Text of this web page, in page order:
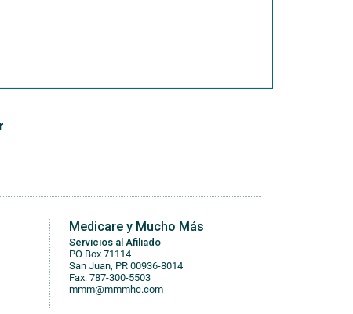
Medicare y Mucho Más
Servicios al Afiliado
PO Box 71114
San Juan, PR 00936-8014
Fax: 787-300-5503
mmm@mmmhc.com